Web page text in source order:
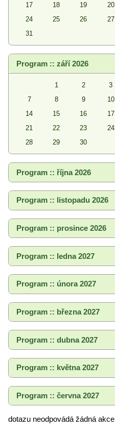
17
18 19 20
24
25 26 27
31
Program :: září 2026
1 2 3
7
8 9 10
14
15 16 17
21
22 23 24
28
29 30
Program :: října 2026
Program :: listopadu 2026
Program :: prosince 2026
Program :: ledna 2027
Program :: února 2027
Program :: března 2027
Program :: dubna 2027
Program :: května 2027
Program :: června 2027
dotazu neodpovádá žádná akce